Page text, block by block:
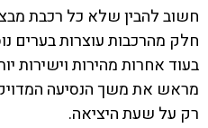
חשוב להבין שלא כל רכבת
בעוד אחרות מהירות וישירות
מראש את משך הנסיעה
רק על שעת היציאה.